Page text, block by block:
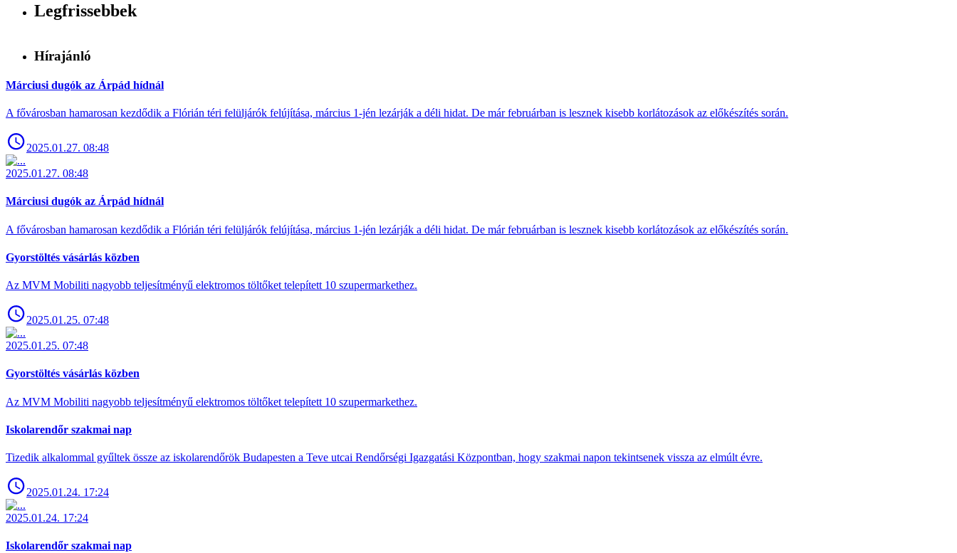
Legfrissebbek
Hírajánló
Márciusi dugók az Árpád hídnál
A fővárosban hamarosan kezdődik a Flórián téri felüljárók felújítása, március 1-jén lezárják a déli hidat. De már februárban is lesznek kisebb korlátozások az előkészítés során.
2025.01.27. 08:48
2025.01.27. 08:48
Márciusi dugók az Árpád hídnál
A fővárosban hamarosan kezdődik a Flórián téri felüljárók felújítása, március 1-jén lezárják a déli hidat. De már februárban is lesznek kisebb korlátozások az előkészítés során.
Gyorstöltés vásárlás közben
Az MVM Mobiliti nagyobb teljesítményű elektromos töltőket telepített 10 szupermarkethez.
2025.01.25. 07:48
2025.01.25. 07:48
Gyorstöltés vásárlás közben
Az MVM Mobiliti nagyobb teljesítményű elektromos töltőket telepített 10 szupermarkethez.
Iskolarendőr szakmai nap
Tizedik alkalommal gyűltek össze az iskolarendőrök Budapesten a Teve utcai Rendőrségi Igazgatási Központban, hogy szakmai napon tekintsenek vissza az elmúlt évre.
2025.01.24. 17:24
2025.01.24. 17:24
Iskolarendőr szakmai nap